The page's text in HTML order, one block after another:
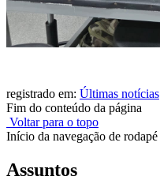
registrado em: Últimas notícias
Fim do conteúdo da página
Voltar para o topo
Início da navegação de rodapé
Assuntos